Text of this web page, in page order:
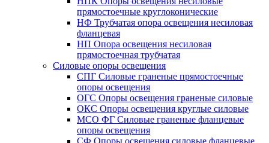
прямостоечные круглоконические
НФ Трубчатая опора освещения несиловая
фланцевая
НП Опора освещения несиловая
прямостоечная трубчатая
Силовые опоры освещения
СПГ Силовые граненые прямостоечные
опоры освещения
ОГС Опоры освещения граненые силовые
ОКС Опоры освещения круглые силовые
МСО ФГ Силовые граненые фланцевые
опоры освещения
СФ Опоры освещения силовые фланцевые